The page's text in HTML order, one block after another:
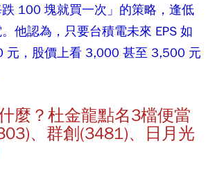
100 塊就買一次」的策略，逢低
他認為，只要台積電未來 EPS 如
元，股價上看 3,000 甚至 3,500 元
麼？杜金龍點名3檔便當
、群創(3481)、日月光